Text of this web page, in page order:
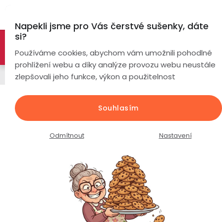
Napekli jsme pro Vás čerstvé sušenky, dáte
si?
Používáme cookies, abychom vám umožnili pohodlné
prohlížení webu a díky analýze provozu webu neustále
zlepšovali jeho funkce, výkon a použitelnost
Nastavení
Odmítnout
Souhlasím
obsah
🚀 Nové modely DRONŮ 🚀
-26%
PROZKOUMAT NABÍDKU
náramky
Chytré
podle
Dámské
Chytré
sluchátka
Chytré hodinky
Dětské volací GPS hodinky PulsGo
KIDS Cool D8 / růžové /
Průměrné
Neohodnoceno Podrobnosti hodnocení